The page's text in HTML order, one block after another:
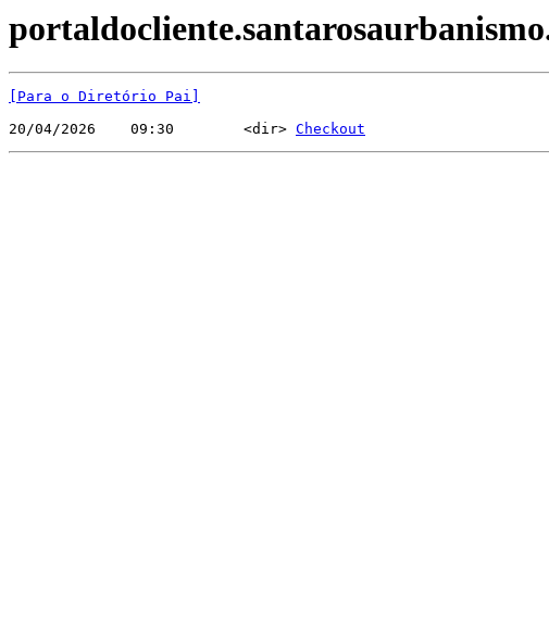
[Para o Diretório Pai]
20/04/2026    09:30        <dir> Checkout